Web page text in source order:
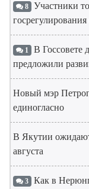
8 Участники
госрегулирования
1 В Госсовете
предложили
Новый мэр
единогласно
В Якутии
августа
3 Как в